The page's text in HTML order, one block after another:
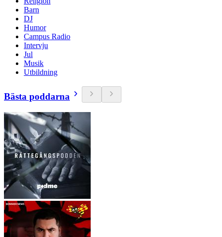
Barn
DJ
Humor
Campus Radio
Intervju
Jul
Musik
Utbildning
Bästa poddarna